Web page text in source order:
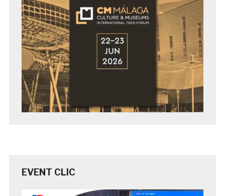
EVENT CLIC